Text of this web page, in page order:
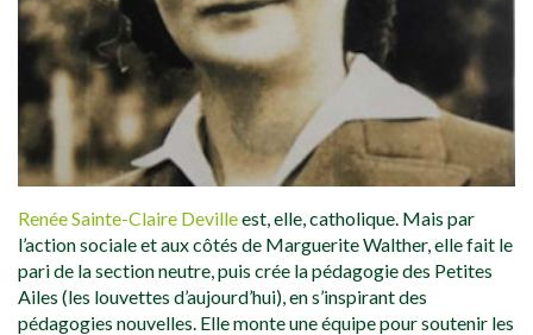
Renée Sainte-Claire Devilleest, elle, catholique. Mais par
l’action sociale et aux côtés de Marguerite Walther, elle fait le
pari de la section neutre, puis crée la pédagogie des Petites
Ailes (les louvettes d’aujourd’hui), en s’inspirant des
pédagogies nouvelles. Elle monte une équipe pour soutenir les